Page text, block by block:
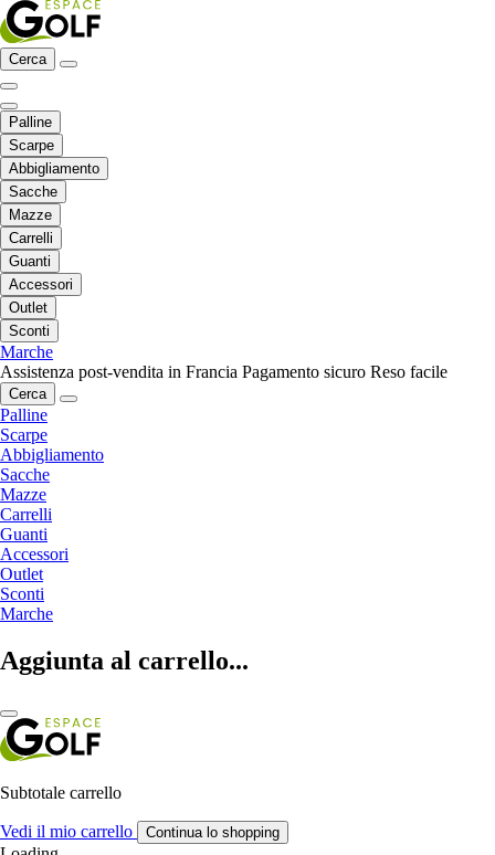
Cerca
Palline
Scarpe
Abbigliamento
Sacche
Mazze
Carrelli
Guanti
Accessori
Outlet
Sconti
Marche
Assistenza post-vendita in Francia Pagamento sicuro Reso facile
Cerca
Palline
Scarpe
Abbigliamento
Sacche
Mazze
Carrelli
Guanti
Accessori
Outlet
Sconti
Marche
Aggiunta al carrello...
Subtotale carrello
Vedi il mio carrello Continua lo shopping